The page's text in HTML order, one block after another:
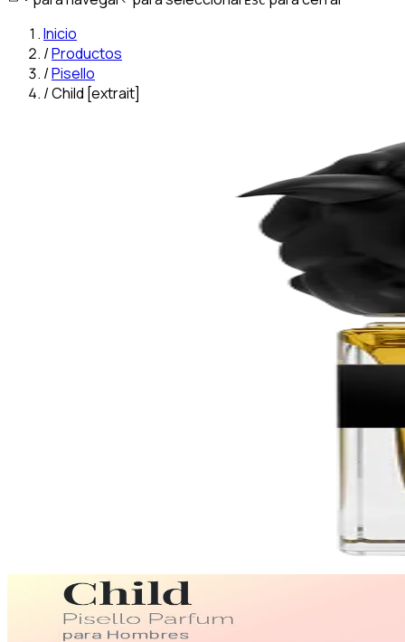
Inicio
/Productos
/Pisello
/Child [extrait]